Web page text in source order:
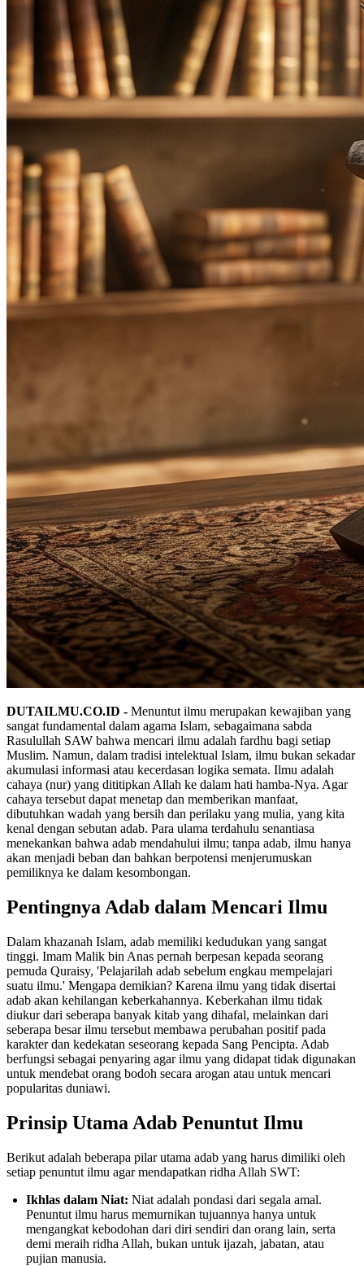
DUTAILMU.CO.ID - Menuntut ilmu merupakan kewajiban yang
sangat fundamental dalam agama Islam, sebagaimana sabda
Rasulullah SAW bahwa mencari ilmu adalah fardhu bagi setiap
Muslim. Namun, dalam tradisi intelektual Islam, ilmu bukan sekadar
akumulasi informasi atau kecerdasan logika semata. Ilmu adalah
cahaya (nur) yang dititipkan Allah ke dalam hati hamba-Nya. Agar
cahaya tersebut dapat menetap dan memberikan manfaat,
dibutuhkan wadah yang bersih dan perilaku yang mulia, yang kita
kenal dengan sebutan adab. Para ulama terdahulu senantiasa
menekankan bahwa adab mendahului ilmu; tanpa adab, ilmu hanya
akan menjadi beban dan bahkan berpotensi menjerumuskan
pemiliknya ke dalam kesombongan.
Pentingnya Adab dalam Mencari Ilmu
Dalam khazanah Islam, adab memiliki kedudukan yang sangat
tinggi. Imam Malik bin Anas pernah berpesan kepada seorang
pemuda Quraisy, 'Pelajarilah adab sebelum engkau mempelajari
suatu ilmu.' Mengapa demikian? Karena ilmu yang tidak disertai
adab akan kehilangan keberkahannya. Keberkahan ilmu tidak
diukur dari seberapa banyak kitab yang dihafal, melainkan dari
seberapa besar ilmu tersebut membawa perubahan positif pada
karakter dan kedekatan seseorang kepada Sang Pencipta. Adab
berfungsi sebagai penyaring agar ilmu yang didapat tidak digunakan
untuk mendebat orang bodoh secara arogan atau untuk mencari
popularitas duniawi.
Prinsip Utama Adab Penuntut Ilmu
Berikut adalah beberapa pilar utama adab yang harus dimiliki oleh
setiap penuntut ilmu agar mendapatkan ridha Allah SWT:
Ikhlas dalam Niat: Niat adalah pondasi dari segala amal.
Penuntut ilmu harus memurnikan tujuannya hanya untuk
mengangkat kebodohan dari diri sendiri dan orang lain, serta
demi meraih ridha Allah, bukan untuk ijazah, jabatan, atau
pujian manusia.